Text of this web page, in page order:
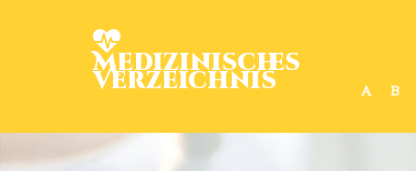
Medizinisches
Verzeichnis A B